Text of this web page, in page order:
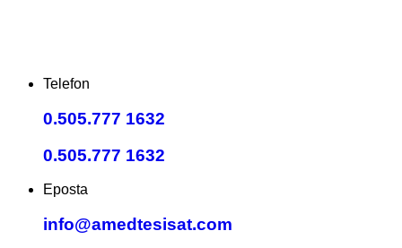
Telefon
0.505.777 1632
0.505.777 1632
Eposta
info@amedtesisat.com